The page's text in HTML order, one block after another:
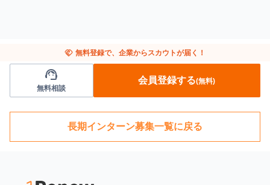
handshake 無料登録で、企業からスカウトが届く！
support_agent
無料相談
会員登録する(無料)
長期インターン募集一覧に戻る